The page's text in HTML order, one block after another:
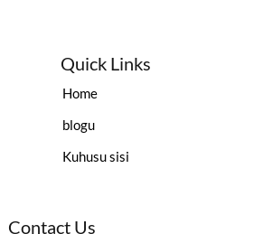
Quick Links
Home
blogu
Kuhusu sisi
Contact Us